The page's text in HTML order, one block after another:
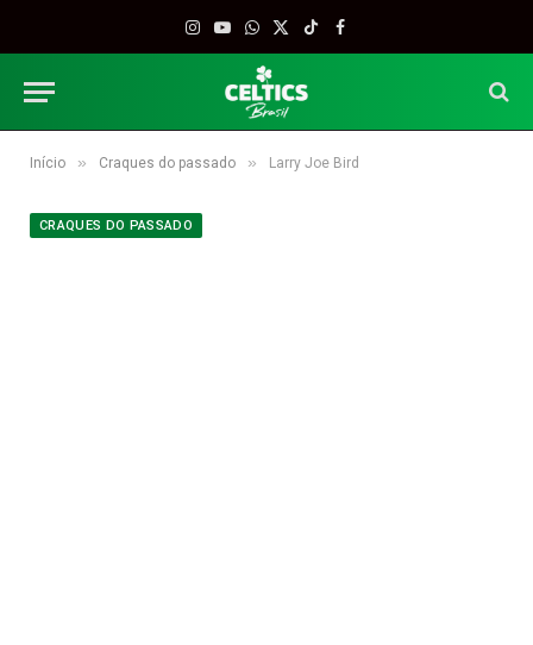
Instagram
YouTube
WhatsApp
X
TikTokFacebook
Início » Craques do passado » Larry Joe Bird
CRAQUES DO PASSADO